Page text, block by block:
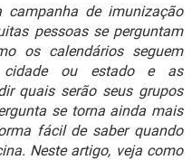
GMAIL
FACEBOOK
EXCEL
GMAIL
WHATSAPP
FACEBOOK
EXCEL
GMAIL
de imunização
pessoas se perguntam
os calendários seguem
cidade ou estado e as
quais serão seus grupos
se torna ainda mais
fácil de saber quando
Neste artigo, veja como